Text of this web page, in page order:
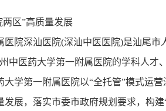
区”高质量发展
医院深汕医院(深汕中医医院)是汕尾
中医药大学第一附属医院的学科人
学第一附属医院以“全托管”模式运
展，落实市委市政府规划要求，构建